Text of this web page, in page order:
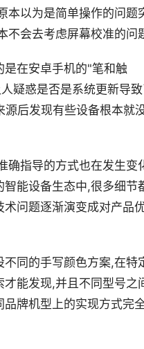
本以为是简单操作的问题
不会去考虑屏幕校准的问
在安卓手机的"笔和触
疑惑是否是系统更新导致
源后发现有些设备根本就
确指导的方式也在发生变
能设备生态中,很多细节
问题逐渐演变成对产品
同的手写颜色方案,在特
能发现,并且不同型号之
牌机型上的实现方式完